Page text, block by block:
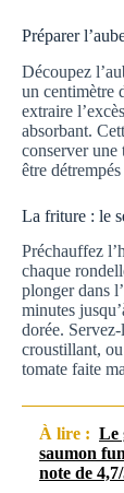
Préparer
Découpez
un centimètre
extraire
absorbant.
conserver une
être
La friture : le
Préchauffez
chaque
plonger dans
minutes
dorée.
croustillant,
tomate faite
À lire : Le
saumon
note de